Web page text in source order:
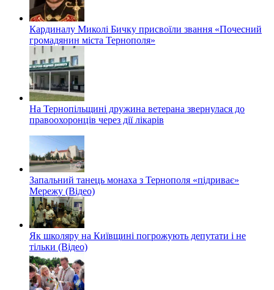
Кардиналу Миколі Бичку присвоїли звання «Почесний
громадянин міста Тернополя»
На Тернопільщині дружина ветерана звернулася до
правоохоронців через дії лікарів
Запальний танець монаха з Тернополя «підриває»
Мережу (Відео)
Як школяру на Київщині погрожують депутати і не
тільки (Відео)